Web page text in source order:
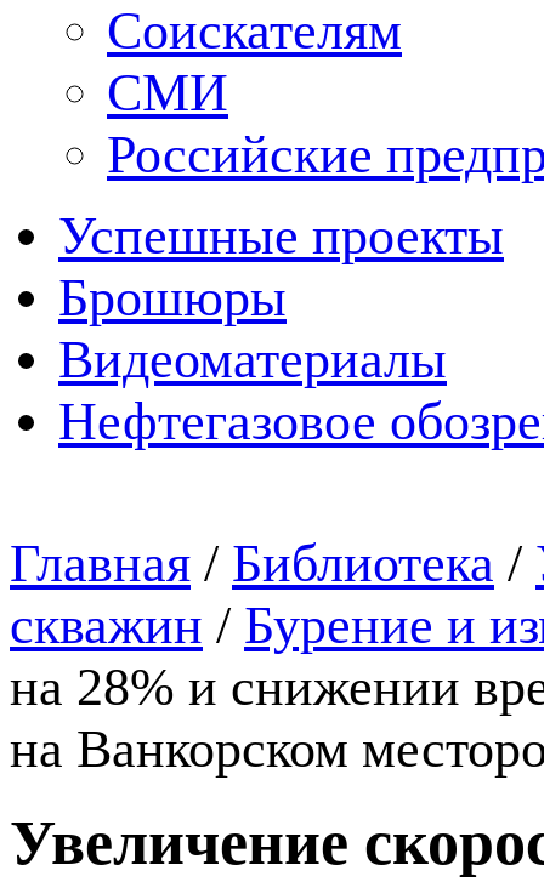
Соискателям
СМИ
Российские
Успешные проекты
Брошюры
Видеоматериалы
Нефтегазовое
Главная / Библиотека /
скважин / Бурение и
на 28% и снижении
на Ванкорском
Увеличение